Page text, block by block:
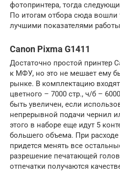
фотопринтера, тогда
По итогам отбора сюда
лучшими показателями
Canon Pixma G1411
Достаточно простой принтер
к МФУ, но это не мешает ему
рынке. В комплектацию
цветного – 7000 стр., ч/б –
быть увеличен, если
непрерывной подачи чернил
этого в наборе еще идут 5
большего объема. При
придется менять все
разрешение печатающей
отпечатки получаются